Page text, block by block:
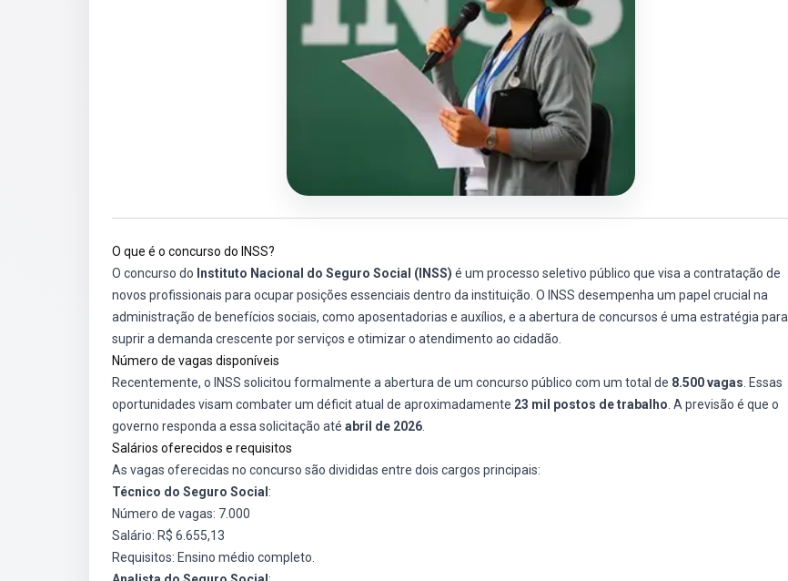
O que é o concurso do INSS?
O concurso do Instituto Nacional do Seguro Social (INSS) é um processo seletivo público que visa a contratação de
novos profissionais para ocupar posições essenciais dentro da instituição. O INSS desempenha um papel crucial na
administração de benefícios sociais, como aposentadorias e auxílios, e a abertura de concursos é uma estratégia para
suprir a demanda crescente por serviços e otimizar o atendimento ao cidadão.
Número de vagas disponíveis
Recentemente, o INSS solicitou formalmente a abertura de um concurso público com um total de 8.500 vagas . Essas
oportunidades visam combater um déficit atual de aproximadamente 23 mil postos de trabalho . A previsão é que o
governo responda a essa solicitação até abril de 2026
Salários oferecidos e requisitos
As vagas oferecidas no concurso são divididas entre dois cargos principais:
Técnico do Seguro Social :
Número de vagas: 7.000
Salário: R$ 6.655,13
Requisitos: Ensino médio completo.